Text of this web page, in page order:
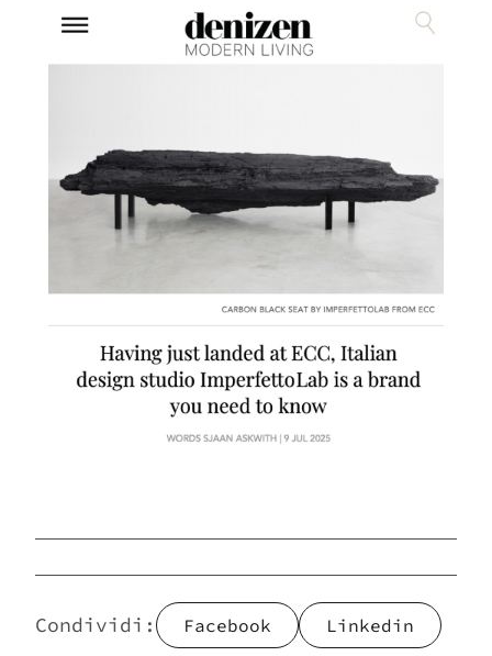
Condividi: Facebook Linkedin
Vuoi sapere di più su questo
prodotto, scrivici
Scarica il catalogo e
lasciati stupire da un mondo
Imperfetto